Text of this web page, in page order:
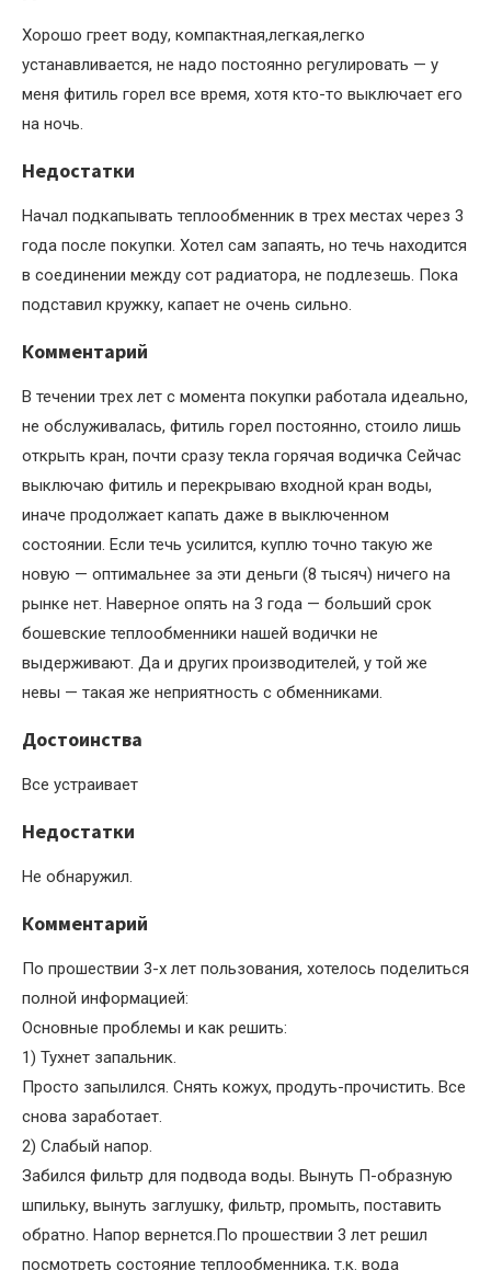
Хорошо греет воду, компактная,легкая,легко
устанавливается, не надо постоянно регулировать — у
меня фитиль горел все время, хотя кто-то выключает его
на ночь.
Недостатки
Начал подкапывать теплообменник в трех местах через 3
года после покупки. Хотел сам запаять, но течь находится
в соединении между сот радиатора, не подлезешь. Пока
подставил кружку, капает не очень сильно.
Комментарий
В течении трех лет с момента покупки работала идеально,
не обслуживалась, фитиль горел постоянно, стоило лишь
открыть кран, почти сразу текла горячая водичка Сейчас
выключаю фитиль и перекрываю входной кран воды,
иначе продолжает капать даже в выключенном
состоянии. Если течь усилится, куплю точно такую же
новую — оптимальнее за эти деньги (8 тысяч) ничего на
рынке нет. Наверное опять на 3 года — больший срок
бошевские теплообменники нашей водички не
выдерживают. Да и других производителей, у той же
невы — такая же неприятность с обменниками.
Достоинства
Все устраивает
Недостатки
Не обнаружил.
Комментарий
По прошествии 3-х лет пользования, хотелось поделиться
полной информацией:
Основные проблемы и как решить:
1) Тухнет запальник.
Просто запылился. Снять кожух, продуть-прочистить. Все
снова заработает.
2) Слабый напор.
Забился фильтр для подвода воды. Вынуть П-образную
шпильку, вынуть заглушку, фильтр, промыть, поставить
обратно. Напор вернется.По прошествии 3 лет решил
посмотреть состояние теплообменника, т.к. вода